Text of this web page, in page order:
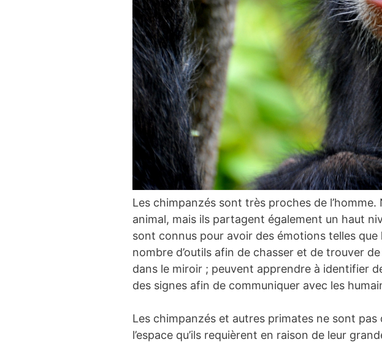
Les chimpanzés sont très proches de
animal, mais ils partagent également un haut
sont connus pour avoir des émotions telles
nombre d’outils afin de chasser et de trouver
dans le miroir ; peuvent apprendre à identifier
des signes afin de communiquer avec les
Les chimpanzés et autres primates ne sont
l’espace qu’ils requièrent en raison de leur